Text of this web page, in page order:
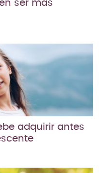
ser más
adquirir antes